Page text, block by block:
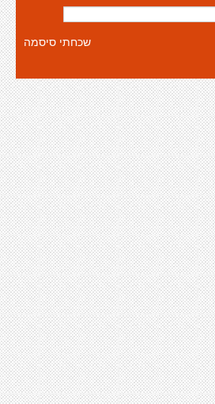
שכחתי סיסמה